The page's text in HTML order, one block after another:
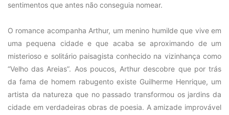
sentimentos que antes não conseguia nomear.
O romance acompanha Arthur, um menino humilde que vive em
uma pequena cidade e que acaba se aproximando de um
misterioso e solitário paisagista conhecido na vizinhança como
“Velho das Areias”. Aos poucos, Arthur descobre que por trás
da fama de homem rabugento existe Guilherme Henrique, um
artista da natureza que no passado transformou os jardins da
cidade em verdadeiras obras de poesia. A amizade improvável